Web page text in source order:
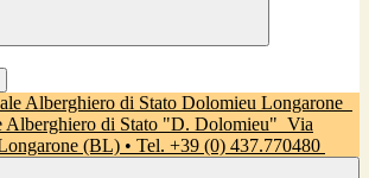
Alberghiero di Stato "D. Dolomieu" Via
(BL) • Tel. +39 (0) 437.770480